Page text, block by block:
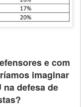
e com
imaginar
na defesa de